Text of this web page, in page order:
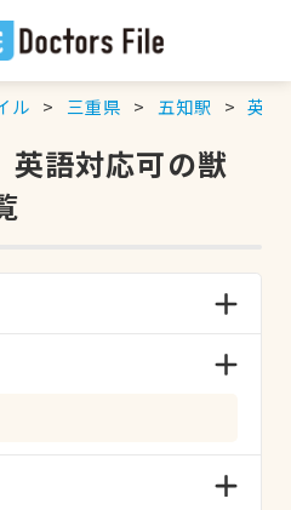
ル 三重県 五知駅 英語
語対応可の獣